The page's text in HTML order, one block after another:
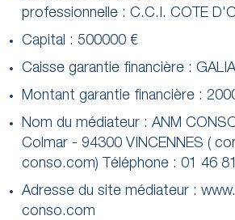
professionnelle : C.C.I. COTE
Capital : 500000 €
Caisse garantie financière :
Montant garantie financière :
Nom du médiateur : ANM
Colmar - 94300 VINCENNES (
conso.com) Téléphone : 01 46
Adresse du site médiateur :
conso.com